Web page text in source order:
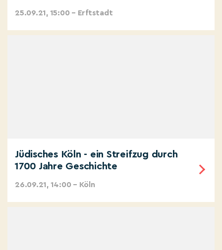
25.09.21, 15:00 – Erftstadt
Jüdisches Köln - ein Streifzug durch
1700 Jahre Geschichte
26.09.21, 14:00 – Köln